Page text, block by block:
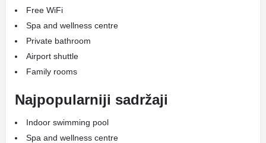
Free WiFi
Spa and wellness centre
Private bathroom
Airport shuttle
Family rooms
Najpopularniji sadržaji
Indoor swimming pool
Spa and wellness centre